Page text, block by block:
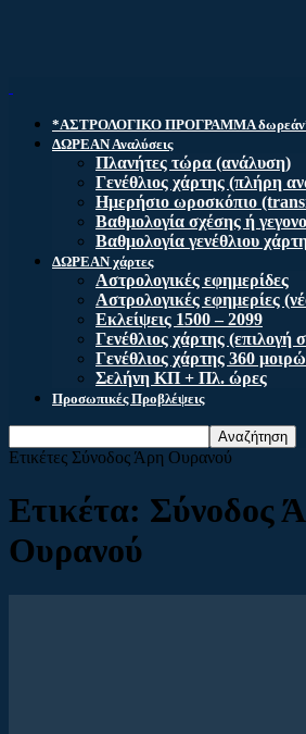
*ΑΣΤΡΟΛΟΓΙΚΟ ΠΡΟΓΡΑΜΜΑ
ΔΩΡΕΑΝ Αναλύσεις
Πλανήτες τώρα (ανάλυση)
Γενέθλιος χάρτης (πλήρη
Ημερήσιο ωροσκόπιο
Βαθμολογία σχέσης ή
Βαθμολογία γενέθλιου
ΔΩΡΕΑΝ χάρτες
Αστρολογικές εφημερίδες
Αστρολογικές εφημερίες
Εκλείψεις 1500 – 2099
Γενέθλιος χάρτης (επιλογή
Γενέθλιος χάρτης 360
Σελήνη ΚΠ + Πλ. ώρες
Προσωπικές Προβλέψεις
Ετικέτες Σύνοδος Άρη Ουρανού
Ετικέτα: Σύνοδος
Ουρανού